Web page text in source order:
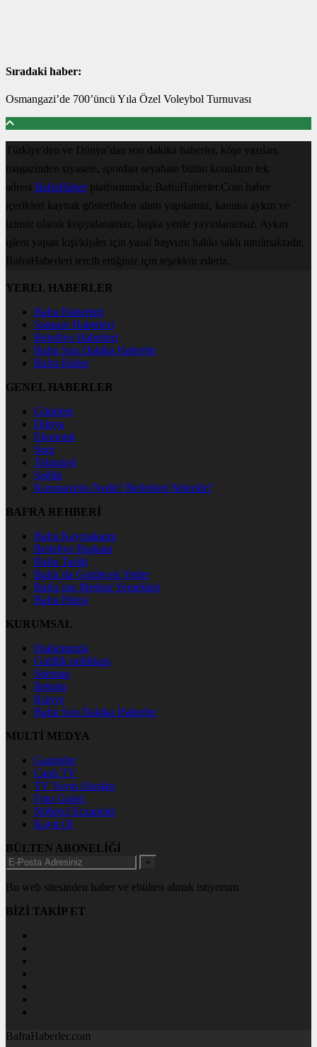
Sıradaki haber:
Osmangazi’de 700’üncü Yıla Özel Voleybol Turnuvası
Türkiye'den ve Dünya’dan son dakika haberler, köşe yazıları,
magazinden siyasete, spordan seyahate bütün konuların tek
adresi BafraHaberplatformunda; BafraHaberler.Com haber
içerikleri kaynak gösterileden alıntı yapılamaz, kanuna aykırı ve
izinsiz olarak kopyalanamaz, başka yerde yayınlanamaz. Aykırı
işlem yapan kişi/kişiler için yasal başvuru hakkı saklı tutulmaktadır.
BafraHaberleri tercih ettiğiniz için teşekkür ederiz.
YEREL HABERLER
Bafra Haberleri
Samsun Haberleri
Belediye Haberleri
Bafra Son Dakika Haberler
Bafra Haber
GENEL HABERLER
Gündem
Dünya
Ekonomi
Spor
Teknoloji
Sağlık
Koronavirüs Nedir? Belirtileri Nelerdir?
BAFRA REHBERİ
Bafra Kaymakamı
Belediye Başkanı
Bafra Tarihi
Bafra`da Gezilecek Yerler
Bafra`nın Meşhur Yemekleri
Bafra Pidesi
KURUMSAL
Hakkımızda
Gizlilik politikası
Sitemap
İletişim
Künye
Bafra Son Dakika Haberler
MULTİ MEDYA
Gazeteler
Canlı TV
TV Yayın Akışları
Foto Galeri
Nöbetçi Eczaneler
Kayıt Ol
BÜLTEN ABONELİĞİ
+
Bu web sitesinden haber ve ebülten almak istiyorum
BİZİ TAKİP ET
BafraHaberler.com